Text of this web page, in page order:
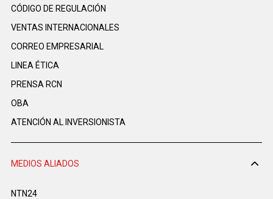
CÓDIGO DE REGULACIÓN
VENTAS INTERNACIONALES
CORREO EMPRESARIAL
LINEA ÉTICA
PRENSA RCN
OBA
ATENCIÓN AL INVERSIONISTA
MEDIOS ALIADOS
NTN24